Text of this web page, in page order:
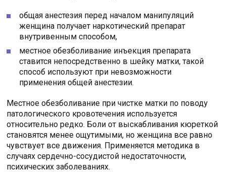
общая анестезия перед началом манипуляций
женщина получает наркотический препарат
внутривенным способом,
местное обезболивание инъекция препарата
ставится непосредственно в шейку матки, такой
способ используют при невозможности
применения общей анестезии.
Местное обезболивание при чистке матки по поводу
патологического кровотечения используется
относительно редко. Боли от выскабливания кюреткой
становятся менее ощутимыми, но женщина все равно
чувствует все движения. Применяется методика в
случаях сердечно-сосудистой недостаточности,
психических заболеваниях.